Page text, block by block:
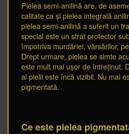
Pielea semi-anilină are, de
calitate ca și pielea integrală
pielea semi-anilină a suferit un
special este un strat protector
împotriva murdăriei, vărsărilor,
Drept urmare, pielea se simte
este mult mai ușor de întreținut.
al pielii este încă vizibil. Nu mai
pigmentată.
Ce este pielea